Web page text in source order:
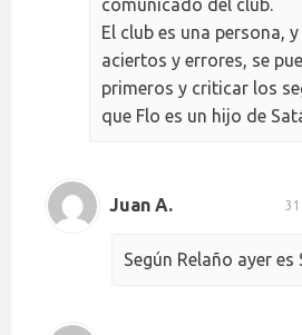
comunicado del club.
El club es una persona,
aciertos y errores, se
primeros y criticar los
que Flo es un hijo de
Juan A.
Según Relaño ayer